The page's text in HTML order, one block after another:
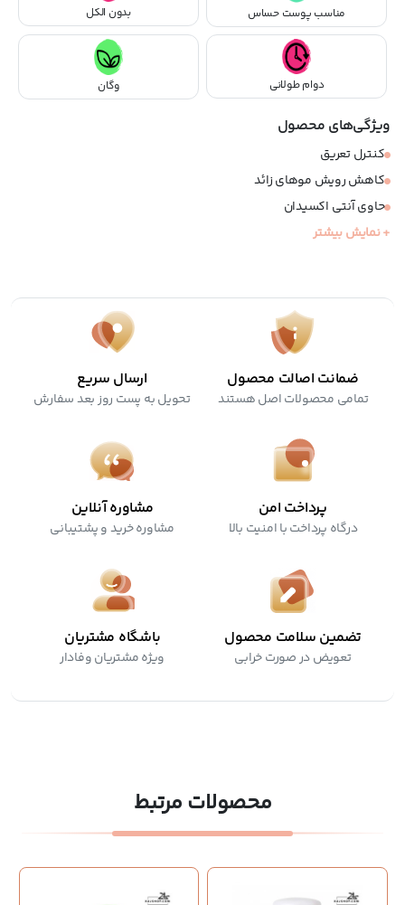
مناسب پوست حساس بدون الکل
دوام طولانی وگان
ویژگی‌های محصول
کنترل تعریق
کاهش رویش موهای زائد
حاوی آنتی اکسیدان
فاقد الکل
+ نمایش بیشتر
ضمانت اصالت محصول
تمامی محصولات اصل هستند
ارسال سریع
تحویل به پست روز بعد سفارش
پرداخت امن
درگاه پرداخت با امنیت بالا
مشاوره آنلاین
مشاوره خرید و پشتیبانی
تضمین سلامت محصول
تعویض در صورت خرابی
باشگاه مشتریان
ویژه مشتریان وفادار
محصولات مرتبط